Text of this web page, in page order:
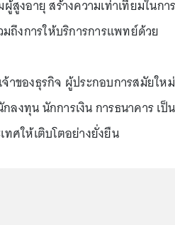
งอายุ สร้างความเท่าเทียมในการ
ถึงการให้บริการการแพทย์ด้วย
าของธุรกิจ ผู้ประกอบการสมัยใหม่
งทุน นักการเงิน การธนาคาร เป็
ศให้เติบโตอย่างยั่งยืน